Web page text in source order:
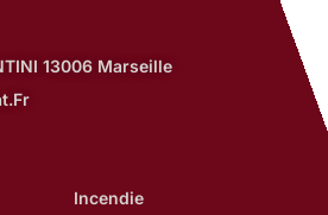
13006 Marseille
Incendie